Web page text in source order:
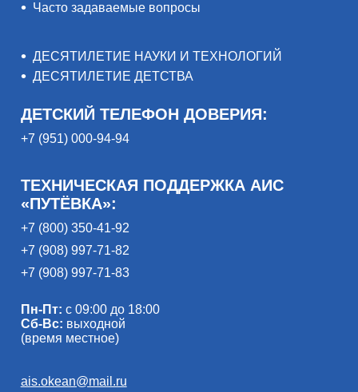
Часто задаваемые вопросы
ДЕСЯТИЛЕТИЕ НАУКИ И ТЕХНОЛОГИЙ
ДЕСЯТИЛЕТИЕ ДЕТСТВА
ДЕТСКИЙ ТЕЛЕФОН ДОВЕРИЯ:
+7 (951) 000-94-94
ТЕХНИЧЕСКАЯ ПОДДЕРЖКА АИС
«ПУТЁВКА»:
+7 (800) 350-41-92
+7 (908) 997-71-82
+7 (908) 997-71-83
Пн-Пт: с 09:00 до 18:00
Сб-Вс: выходной
(время местное)
ais.okean@mail.ru